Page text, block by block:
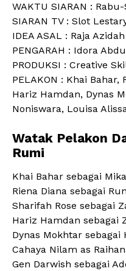
WAKTU SIARAN :
SIARAN TV : Slot
IDEA ASAL : Raja
PENGARAH : Idora
PRODUKSI : Creative
PELAKON : Khai Bahar,
Hariz Hamdan, Dynas
Noniswara, Louisa
Watak Pelakon
Rumi
Khai Bahar sebagai Mika
Riena Diana sebagai
Sharifah Rose sebagai
Hariz Hamdan sebagai
Dynas Mokhtar sebagai
Cahaya Nilam as
Gen Darwish sebagai